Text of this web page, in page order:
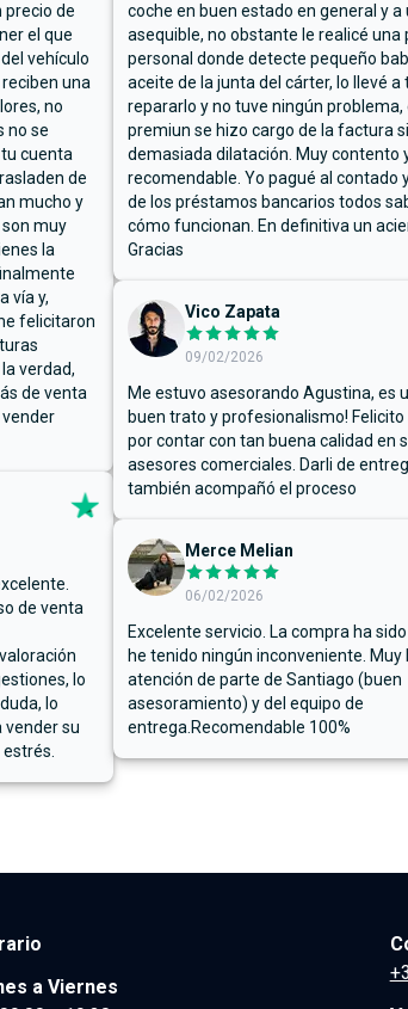
precio de
el que
vehículo
una
no
no se
cuenta
de
mucho y
muy
la
vía y,
felicitaron
verdad,
de venta
de venta
lo
lo
vender su
coche en buen estado en general y a
asequible, no obstante le realicé una
personal donde detecte pequeño
aceite de la junta del cárter, lo llevé a
repararlo y no tuve ningún problema,
premiun se hizo cargo de la factura
demasiada dilatación. Muy contento
recomendable. Yo pagué al contado
de los préstamos bancarios todos
cómo funcionan. En definitiva un
Gracias
Vico Zapata
09/02/2026
Me estuvo asesorando Agustina, es
buen trato y profesionalismo! Felicito
por contar con tan buena calidad en
asesores comerciales. Darli de
también acompañó el proceso
Merce Melian
06/02/2026
Excelente servicio. La compra ha
he tenido ningún inconveniente. Muy
atención de parte de Santiago (buen
asesoramiento) y del equipo de
entrega.Recomendable 100%
a Viernes